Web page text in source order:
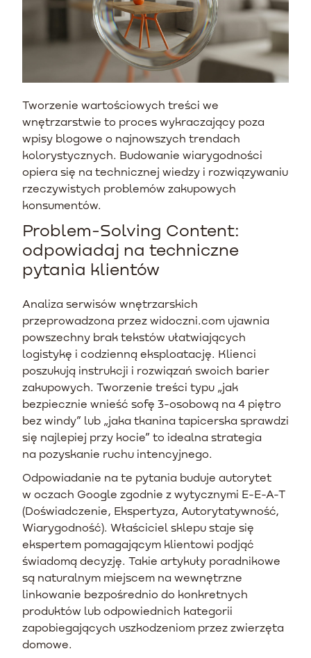
Tworzenie wartościowych treści we
wnętrzarstwie to proces wykraczający poza
wpisy blogowe o najnowszych trendach
kolorystycznych. Budowanie wiarygodności
opiera się na technicznej wiedzy i rozwiązywaniu
rzeczywistych problemów zakupowych
konsumentów.
Problem-Solving Content:
odpowiadaj na techniczne
pytania klientów
Analiza serwisów wnętrzarskich
przeprowadzona przez widoczni.com ujawnia
powszechny brak tekstów ułatwiających
logistykę i codzienną eksploatację. Klienci
poszukują instrukcji i rozwiązań swoich barier
zakupowych. Tworzenie treści typu „jak
bezpiecznie wnieść sofę 3-osobową na 4 piętro
bez windy” lub „jaka tkanina tapicerska sprawdzi
się najlepiej przy kocie” to idealna strategia
na pozyskanie ruchu intencyjnego.
Odpowiadanie na te pytania buduje autorytet
w oczach Google zgodnie z wytycznymi E-E-A-T
(Doświadczenie, Ekspertyza, Autorytatywność,
Wiarygodność). Właściciel sklepu staje się
ekspertem pomagającym klientowi podjąć
świadomą decyzję. Takie artykuły poradnikowe
są naturalnym miejscem na wewnętrzne
linkowanie bezpośrednio do konkretnych
produktów lub odpowiednich kategorii
zapobiegających uszkodzeniom przez zwierzęta
domowe.